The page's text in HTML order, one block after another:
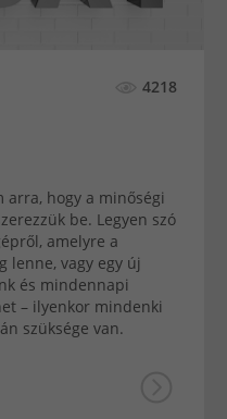
4218
arra, hogy a minőségi
be. Legyen szó
amelyre a
lenne, vagy egy új
és mindennapi
– ilyenkor mindenki
szüksége van.